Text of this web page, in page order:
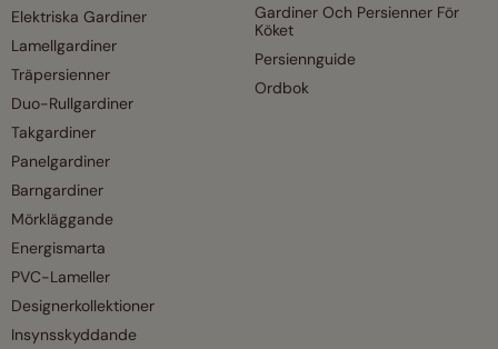
Elektriska Gardiner
Lamellgardiner
Träpersienner
Duo-Rullgardiner
Takgardiner
Panelgardiner
Barngardiner
Mörkläggande
Energismarta
PVC-Lameller
Designerkollektioner
Insynsskyddande
Gardiner Och Persienner För
Köket
Persiennguide
Ordbok